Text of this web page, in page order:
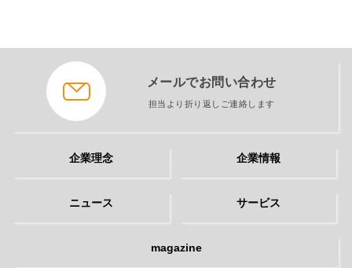
メールでお問い合わせ
担当より折り返しご連絡します
企業理念 企業情報
ニュース サービス
magazine